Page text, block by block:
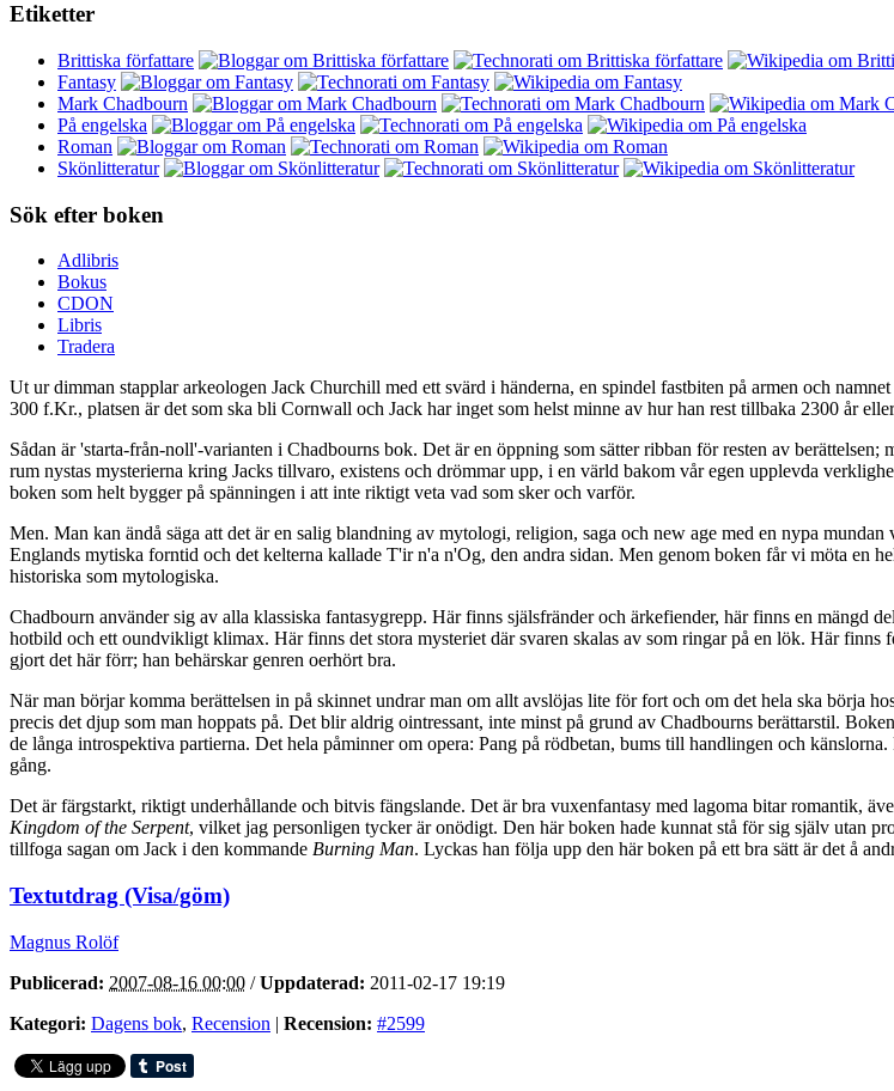
Etiketter
Brittiska författare
Fantasy
Mark Chadbourn
På engelska
Roman
Skönlitteratur
Sök efter boken
Adlibris
Bokus
CDON
Libris
Tradera
Ut ur dimman stapplar arkeologen Jack Churchill med ett svärd i händerna, en spindel fastbiten på armen och
300 f.Kr., platsen är det som ska bli Cornwall och Jack har inget som helst minne av hur han rest tillbaka 2300 år
Sådan är 'starta-från-noll'-varianten i Chadbourns bok. Det är en öppning som sätter ribban för resten av
rum nystas mysterierna kring Jacks tillvaro, existens och drömmar upp, i en värld bakom vår egen upplevda
boken som helt bygger på spänningen i att inte riktigt veta vad som sker och varför.
Men. Man kan ändå säga att det är en salig blandning av mytologi, religion, saga och new age med en nypa
Englands mytiska forntid och det kelterna kallade T'ir n'a n'Og, den andra sidan. Men genom boken får vi möta en
historiska som mytologiska.
Chadbourn använder sig av alla klassiska fantasygrepp. Här finns själsfränder och ärkefiender, här finns en mängd
hotbild och ett oundvikligt klimax. Här finns det stora mysteriet där svaren skalas av som ringar på en lök. Här
gjort det här förr; han behärskar genren oerhört bra.
När man börjar komma berättelsen in på skinnet undrar man om allt avslöjas lite för fort och om det hela ska börja
precis det djup som man hoppats på. Det blir aldrig ointressant, inte minst på grund av Chadbourns berättarstil.
de långa introspektiva partierna. Det hela påminner om opera: Pang på rödbetan, bums till handlingen och
gång.
Det är färgstarkt, riktigt underhållande och bitvis fängslande. Det är bra vuxenfantasy med lagoma bitar romantik,
Kingdom of the Serpent, vilket jag personligen tycker är onödigt. Den här boken hade kunnat stå för sig själv utan
tillfoga sagan om Jack i den kommande Burning Man. Lyckas han följa upp den här boken på ett bra sätt är det å
Textutdrag (Visa/göm)
Magnus Rolöf
Publicerad: 2007-08-16 00:00 /Uppdaterad: 2011-02-17 19:19
Kategori: Dagens bok, Recension | Recension: #2599